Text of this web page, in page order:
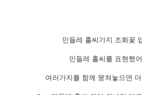
민들레 홀씨가지 조화꽃
민들레 홀씨를 표현했
여러가지를 함께 뭉쳐놓으면